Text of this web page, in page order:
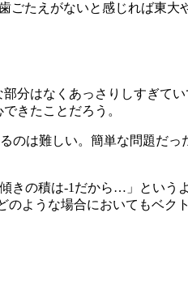
たえがないと感じれば東
分はなくあっさりしすぎて
きたことだろう。
のは難しい。簡単な問題だ
きの積は-1だから…」という
ような場合においてもベク